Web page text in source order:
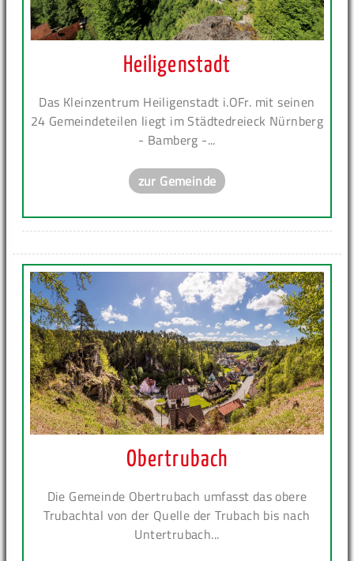
Heiligenstadt
Das Kleinzentrum Heiligenstadt i.OFr. mit seinen
24 Gemeindeteilen liegt im Städtedreieck Nürnberg
- Bamberg -...
zur Gemeinde
Obertrubach
Die Gemeinde Obertrubach umfasst das obere
Trubachtal von der Quelle der Trubach bis nach
Untertrubach...